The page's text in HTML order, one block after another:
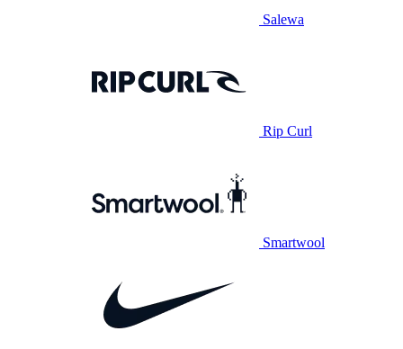
Salewa
Rip Curl
Smartwool